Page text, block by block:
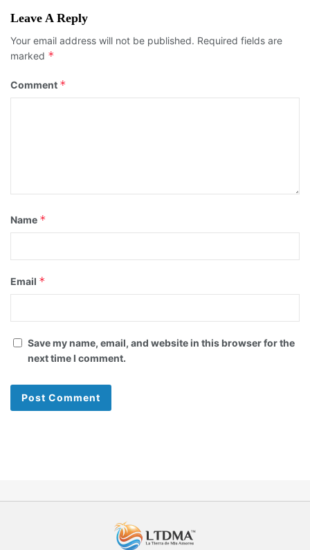
Leave A Reply
Your email address will not be published. Required fields are
marked *
Comment *
Name *
Email *
Save my name, email, and website in this browser for the
next time I comment.